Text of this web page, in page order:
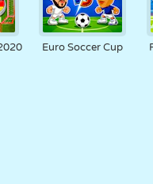
Euro Soccer Cup